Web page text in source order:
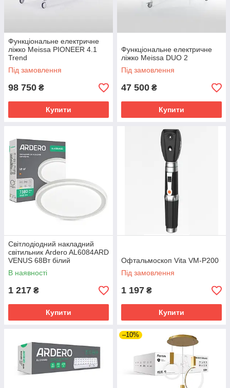
Функціональне електричне
ліжко Meissa PIONEER 4.1
Trend
Під замовлення
98 750 ₴
Купити
Функціональне електричне
ліжко Meissa DUO 2
Під замовлення
47 500 ₴
Купити
Світлодіодний накладний
світильник Ardero AL6084ARD
VENUS 68Вт білий
В наявності
1 217 ₴
Купити
Офтальмоскоп Vita VM-P200
Під замовлення
1 197 ₴
Купити
–10%